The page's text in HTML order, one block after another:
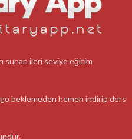
sunan ileri seviye eğitim
beklemeden hemen indirip ders